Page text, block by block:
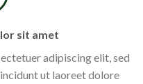
sit amet
adipiscing elit, sed
ut laoreet dolore